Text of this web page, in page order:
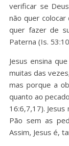
verificar se
não quer
quer fazer de
Paterna (Is.
Jesus ensina
muitas das
mas porque a
quanto ao
16:6,7,17).
Pão sem as
Assim, Jesus é,